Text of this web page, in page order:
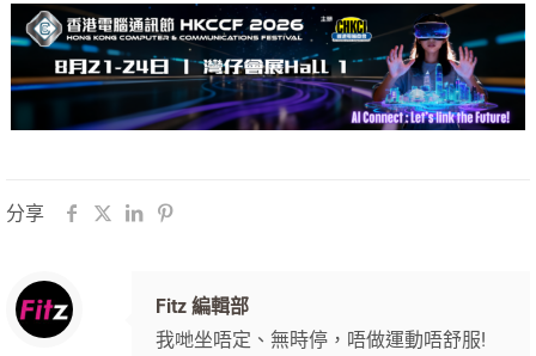
分享
Fitz 編輯部
我哋坐唔定、無時停，唔做運動唔舒服!